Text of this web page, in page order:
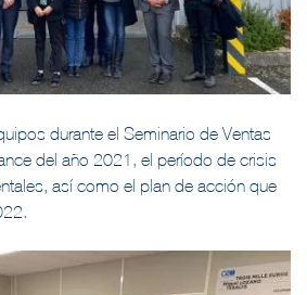
durante el Seminario de Ventas
del año 2021, el período de crisis
así como el plan de acción que